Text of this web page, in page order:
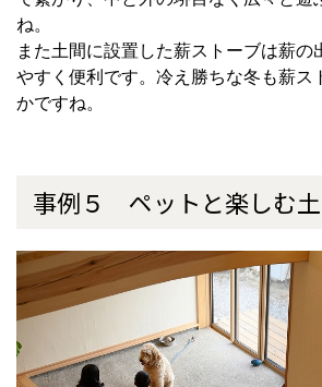
ね。
また土間に設置した薪ストーブは薪の
やすく便利です。冷え勝ちな冬も薪ス
かですね。
事例５ ペットと楽しむ